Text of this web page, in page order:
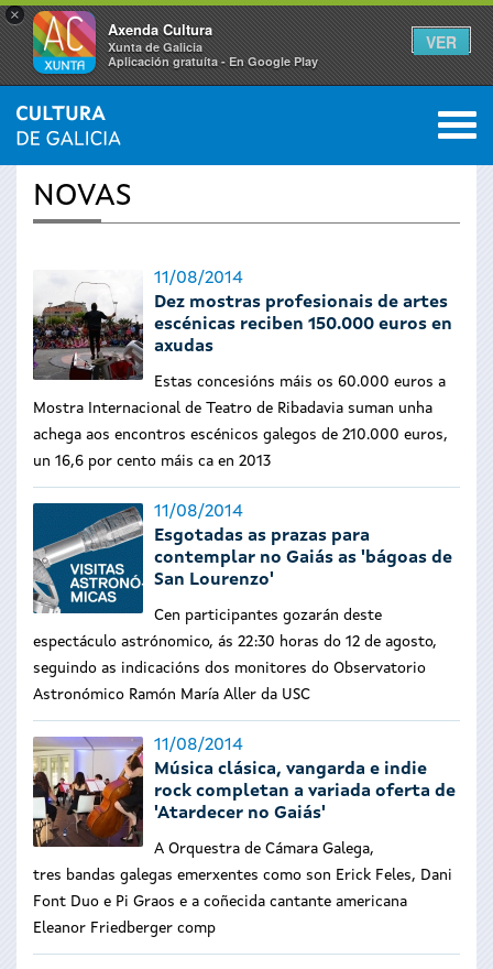
×
Axenda Cultura
Xunta de Galicia
Aplicación gratuíta - En Google Play
VER
Vostede
está
aquí
INICIO › ACTUALIDADE 0
NOVAS
11/08/2014
Dez mostras profesionais de artes
escénicas reciben 150.000 euros en
axudas
Estas concesións máis os 60.000 euros a
Mostra Internacional de Teatro de Ribadavia suman unha
achega aos encontros escénicos galegos de 210.000 euros,
un 16,6 por cento máis ca en 2013
11/08/2014
Esgotadas as prazas para
contemplar no Gaiás as 'bágoas de
San Lourenzo'
Cen participantes gozarán deste
espectáculo astrónomico, ás 22:30 horas do 12 de agosto,
seguindo as indicacións dos monitores do Observatorio
Astronómico Ramón María Aller da USC
11/08/2014
Música clásica, vangarda e indie
rock completan a variada oferta de
'Atardecer no Gaiás'
A Orquestra de Cámara Galega,
tres bandas galegas emerxentes como son Erick Feles, Dani
Font Duo e Pi Graos e a coñecida cantante americana
Eleanor Friedberger comp